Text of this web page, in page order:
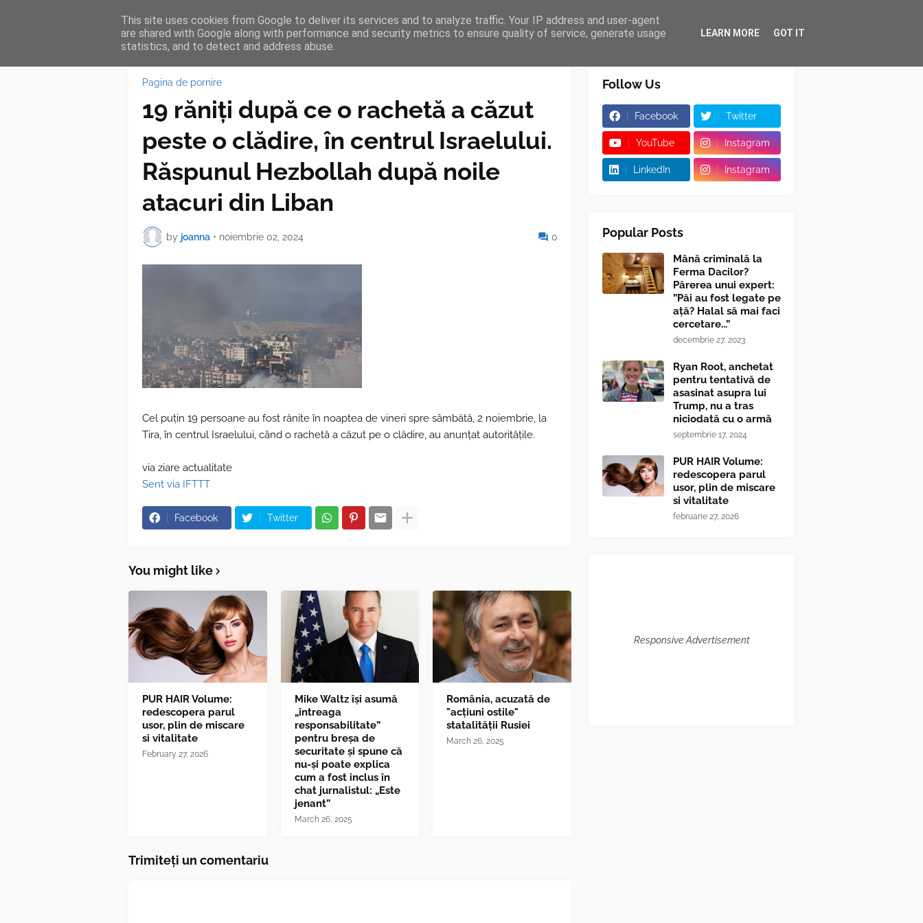
HOME FEATURES BLOGGER TIPOGRAPHY SHORTCODES
Pagina de pornire
19 răniți după ce o rachetă a căzut
peste o clădire, în centrul Israelului.
Răspunul Hezbollah după noile
atacuri din Liban
by joanna • noiembrie 02, 2024 0
Cel puţin 19 persoane au fost rănite în noaptea de vineri spre sâmbătă, 2 noiembrie, la
Tira, în centrul Israelului, când o rachetă a căzut pe o clădire, au anunţat autorităţile.
via ziare actualitate
Sent via IFTTT
Facebook Twitter
You might like
PUR HAIR Volume:
redescopera parul
usor, plin de miscare
si vitalitate
February 27, 2026
Mike Waltz îşi asumă
„întreaga
responsabilitate”
pentru breşa de
securitate și spune că
nu-și poate explica
cum a fost inclus în
chat jurnalistul: „Este
jenant”
March 26, 2025
România, acuzată de
"acțiuni ostile"
statalității Rusiei
March 26, 2025
Trimiteți un comentariu
Follow Us
Facebook Twitter
YouTube Instagram
LinkedIn Instagram
Popular Posts
Mână criminală la
Ferma Dacilor?
Părerea unui expert:
”Păi au fost legate pe
ață? Halal să mai faci
cercetare...”
decembrie 27, 2023
Ryan Root, anchetat
pentru tentativă de
asasinat asupra lui
Trump, nu a tras
niciodată cu o armă
septembrie 17, 2024
PUR HAIR Volume:
redescopera parul
usor, plin de miscare
si vitalitate
februarie 27, 2026
Responsive Advertisement
This site uses cookies from Google to deliver its services and to analyze traffic. Your IP address and user-agent
are shared with Google along with performance and security metrics to ensure quality of service, generate usage
statistics, and to detect and address abuse.
LEARN MORE GOT IT